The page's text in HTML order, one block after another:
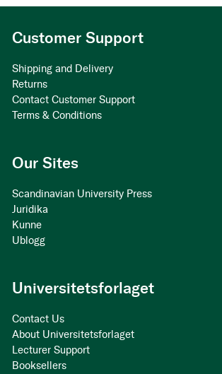
Customer Support
Shipping and Delivery
Returns
Contact Customer Support
Terms & Conditions
Our Sites
Scandinavian University Press
Juridika
Kunne
Ublogg
Universitetsforlaget
Contact Us
About Universitetsforlaget
Lecturer Support
Booksellers